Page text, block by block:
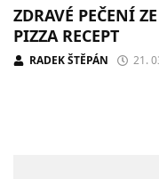
ZDRAVÉ PEČENÍ
PIZZA RECEPT
RADEK ŠTĚPÁN 21.